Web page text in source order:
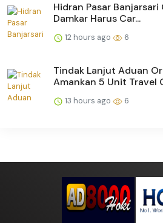
Hidran Pasar
Damkar Harus Car...
12 hours ago 6
Tindak Lanjut Aduan
Amankan 5 Unit Travel
13 hours ago 6